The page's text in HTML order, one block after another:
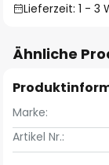
Lieferzeit: 1 - 3
Ähnliche
Marke:
Artikel Nr.: